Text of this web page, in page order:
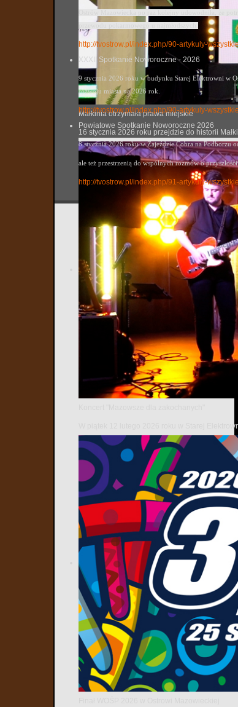
Małkinia otrzymała prawa miejskie
16 stycznia 2026 roku przejdzie do historii
W piątek 12 lutego 2026 roku w Starej
http://tvostrow.pl/index.php/90-artykuly-
XXXII Spotkanie Noworoczne - 2026
9 stycznia 2026 roku w budynku Starej Elektrowni w
rozwoju miasta na 2026 rok.
http://tvostrow.pl/index.php/90-artykuly-
Powiatowe Spotkanie Noworoczne 2026
8 stycznia 2026 roku w Zajeździe Cobra na Podborzu
ale też przestrzenią do wspólnych rozmów o
http://tvostrow.pl/index.php/91-artykuly-